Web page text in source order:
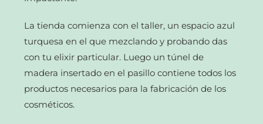
La tienda comienza con el taller, un espacio azul
turquesa en el que mezclando y probando das
con tu elixir particular. Luego un túnel de
madera insertado en el pasillo contiene todos los
productos necesarios para la fabricación de los
cosméticos.